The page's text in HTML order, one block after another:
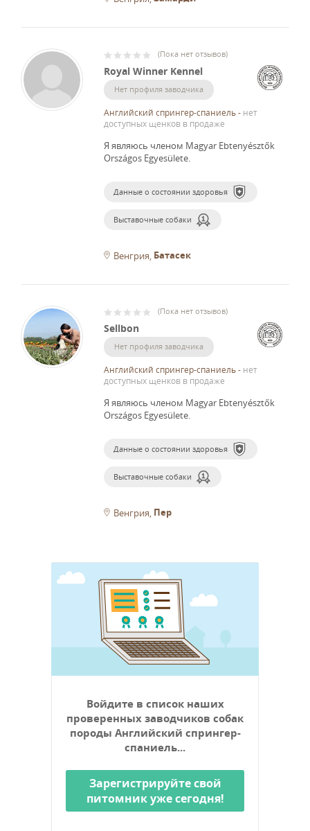
(Пока нет отзывов)
Royal Winner Kennel
Нет профиля заводчика
Английский спрингер-спаниель- нет
доступных щенков в продаже
Я являюсь членом Magyar Ebtenyésztők
Országos Egyesülete.
Данные о состоянии здоровья
Выставочные собаки
Венгрия Батасек
(Пока нет отзывов)
Sellbon
Нет профиля заводчика
Английский спрингер-спаниель- нет
доступных щенков в продаже
Я являюсь членом Magyar Ebtenyésztők
Országos Egyesülete.
Данные о состоянии здоровья
Выставочные собаки
Венгрия Пер
Войдите в список наших
проверенных заводчиков собак
породы Английский спрингер-
спаниель...
Зарегистрируйте свой
питомник уже сегодня!